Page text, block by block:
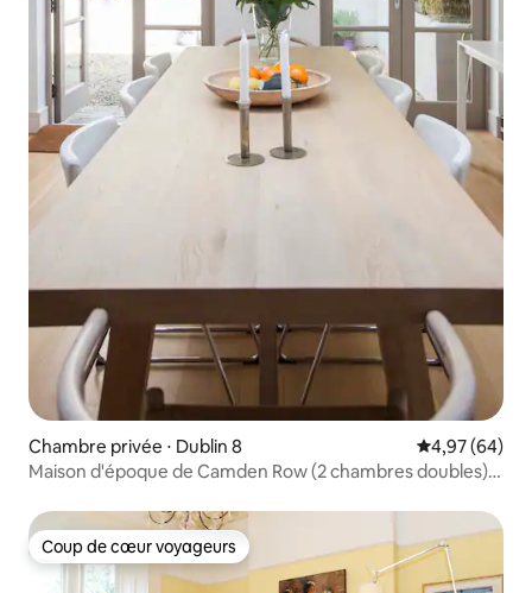
Chambre privée ⋅ Dublin 8 Évaluation
4,97 (64)
Maison d'époque de Camden Row (2 chambres doubles)
Coup de cœur voyageurs
Coup de cœur voyageurs